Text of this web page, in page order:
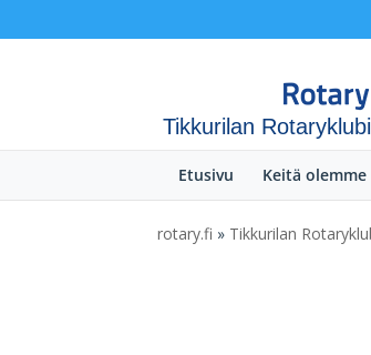
Tikkurilan Rotaryklubi
Etusivu Keitä olemme
rotary.fi » Tikkurilan